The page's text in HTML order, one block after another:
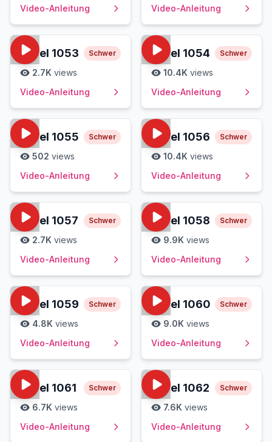
Video-Anleitung
Video-Anleitung
Level 1053 Schwer
2.7K views
Video-Anleitung
Level 1054 Schwer
10.4K views
Video-Anleitung
Level 1055 Schwer
502 views
Video-Anleitung
Level 1056 Schwer
10.4K views
Video-Anleitung
Level 1057 Schwer
2.7K views
Video-Anleitung
Level 1058 Schwer
9.9K views
Video-Anleitung
Level 1059 Schwer
4.8K views
Video-Anleitung
Level 1060 Schwer
9.0K views
Video-Anleitung
Level 1061 Schwer
6.7K views
Video-Anleitung
Level 1062 Schwer
7.6K views
Video-Anleitung